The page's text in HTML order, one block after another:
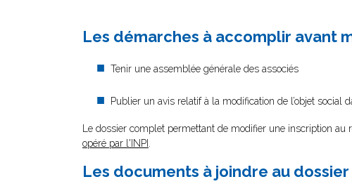
Les démarches à accomplir avant
Tenir une assemblée générale des associés
Publier un avis relatif à la modification de l’objet social
Le dossier complet permettant de modifier une inscription
opéré par l'INPI
Les documents à joindre au